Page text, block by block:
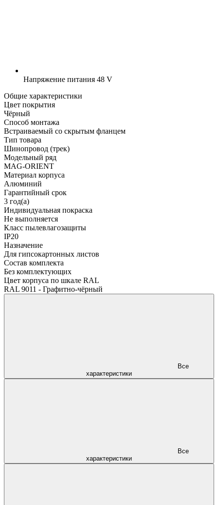
Напряжение питания 48 V
Общие характеристики
Цвет покрытия
Чёрный
Способ монтажа
Встраиваемый со скрытым фланцем
Тип товара
Шинопровод (трек)
Модельный ряд
MAG-ORIENT
Материал корпуса
Алюминий
Гарантийный срок
3 год(а)
Индивидуальная покраска
Не выполняется
Класс пылевлагозащиты
IP20
Назначение
Для гипсокартонных листов
Состав комплекта
Без комплектующих
Цвет корпуса по шкале RAL
RAL 9011 - Графитно-чёрный
характеристики
характеристики